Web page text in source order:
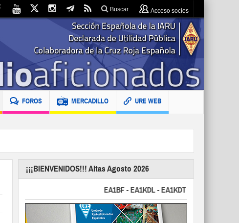
Buscar Acceso socios
FOROS MERCADILLO URE WEB
¡¡¡BIENVENIDOS!!! Altas Agosto 2026
EA1BF - EA1KDL - EA1KDT - EA2FBJ - EA2FJU